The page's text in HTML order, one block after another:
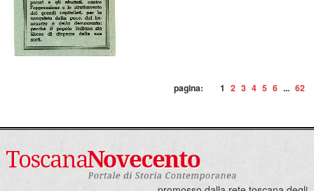
pagina: 1 2 3 4 5 6 ... 62